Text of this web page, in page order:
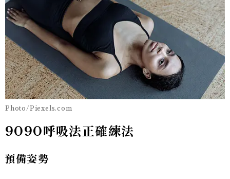
Photo/Piexels.com
9090呼吸法正確練法
預備姿勢